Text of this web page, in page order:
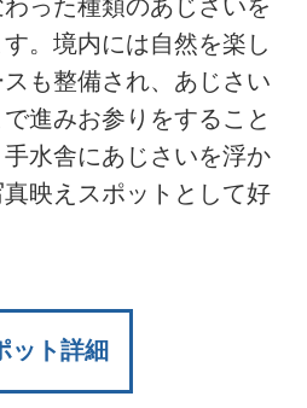
った種類のあじさいを
。境内には自然を楽し
も整備され、あじさい
進みお参りをすること
水舎にあじさいを浮か
映えスポットとして好
ット詳細